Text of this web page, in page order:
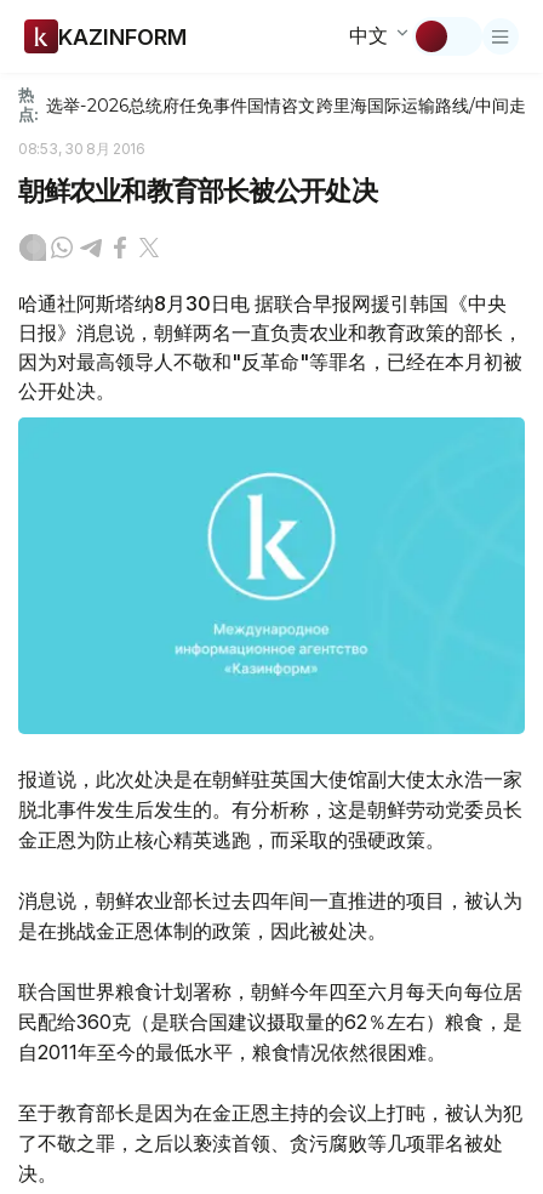
KAZINFORM 中文
热
点: 选举-2026总统府任免事件国情咨文跨里海国际运输路线/中间走廊
08:53, 30 8月 2016
朝鲜农业和教育部长被公开处决
哈通社阿斯塔纳8月30日电 据联合早报网援引韩国《中央
日报》消息说，朝鲜两名一直负责农业和教育政策的部长，
因为对最高领导人不敬和"反革命"等罪名，已经在本月初被
公开处决。
报道说，此次处决是在朝鲜驻英国大使馆副大使太永浩一家
脱北事件发生后发生的。有分析称，这是朝鲜劳动党委员长
金正恩为防止核心精英逃跑，而采取的强硬政策。
消息说，朝鲜农业部长过去四年间一直推进的项目，被认为
是在挑战金正恩体制的政策，因此被处决。
联合国世界粮食计划署称，朝鲜今年四至六月每天向每位居
民配给360克（是联合国建议摄取量的62％左右）粮食，是
自2011年至今的最低水平，粮食情况依然很困难。
至于教育部长是因为在金正恩主持的会议上打盹，被认为犯
了不敬之罪，之后以亵渎首领、贪污腐败等几项罪名被处
决。